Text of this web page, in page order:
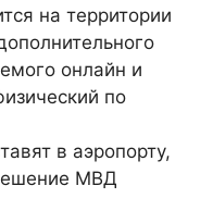
на территории
онлайн и
по
в аэропорту,
МВД